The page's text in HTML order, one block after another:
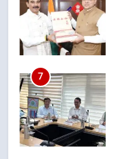
8